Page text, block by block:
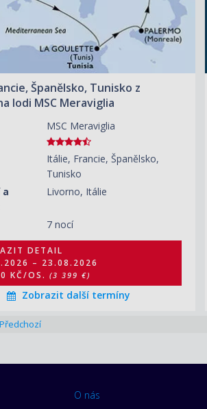
Španělsko, Tunisko z
lodi MSC Meraviglia
MSC Meraviglia
Itálie, Francie, Španělsko,
Tunisko
a
Livorno, Itálie
7 nocí
34 340 KČ/OS.
(1 419 €)
ZOBRAZIT DETAIL
30.08.2026 – 06.09.2026
25 630 KČ/OS.
(1 059 €)
ZOBRAZIT DETAIL
06.09.2026 – 13.09.2026
90 730 KČ/OS.
ZOBRAZIT DETAIL
13.09.2026 – 20.09.2026
28 770 KČ/OS.
(1 189 €)
ZOBRAZIT DETAIL
ZOBRAZIT DETAIL
27.09.2026 – 04.10.2026
21 510 KČ/OS.
(889 €)
DETAIL
– 23.08.2026
KČ/OS. (3 399 €)
Zobrazit další termíny
Předchozí
O nás